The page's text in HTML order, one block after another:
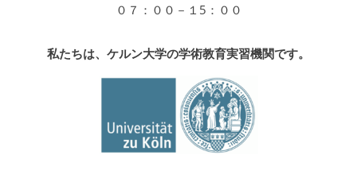
０７：００－１5：００
私たちは、ケルン大学の学術教育実習機関です。